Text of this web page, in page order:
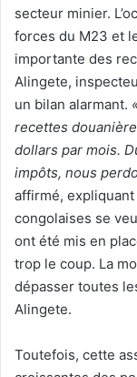
secteur minier.
forces du M23 et
importante des
Alingete,
un bilan alarmant.
recettes
dollars par mois.
impôts, nous
affirmé,
congolaises se
ont été mis en
trop le coup. La
dépasser toutes
Alingete.
Toutefois, cette